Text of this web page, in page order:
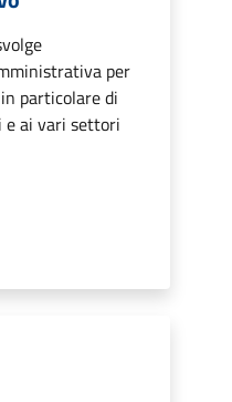
per
particolare di
e ai vari settori